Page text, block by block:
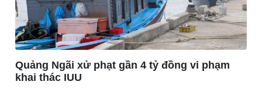
Bất động sản
Khởi nghiệp
Giá vàng
Tiêu dùng
Tỷ giá
Chứng khoán
Giá cà phê
Quảng Ngãi xử phạt gần 4 tỷ đồng vi phạm
khai thác IUU